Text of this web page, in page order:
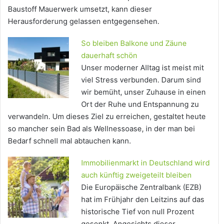
Baustoff Mauerwerk umsetzt, kann dieser
Herausforderung gelassen entgegensehen.
So bleiben Balkone und Zäune
dauerhaft schön
Unser moderner Alltag ist meist mit
viel Stress verbunden. Darum sind
wir bemüht, unser Zuhause in einen
Ort der Ruhe und Entspannung zu
verwandeln. Um dieses Ziel zu erreichen, gestaltet heute
so mancher sein Bad als Wellnessoase, in der man bei
Bedarf schnell mal abtauchen kann.
Immobilienmarkt in Deutschland wird
auch künftig zweigeteilt bleiben
Die Europäische Zentralbank (EZB)
hat im Frühjahr den Leitzins auf das
historische Tief von null Prozent